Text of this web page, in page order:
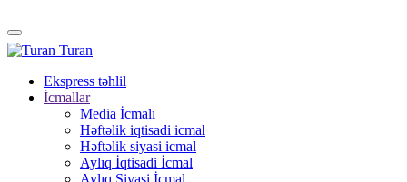
Turan
Ekspress təhlil
İcmallar
Media İcmalı
Həftəlik iqtisadi icmal
Həftəlik siyasi icmal
Aylıq İqtisadi İcmal
Aylıq Siyasi İcmal